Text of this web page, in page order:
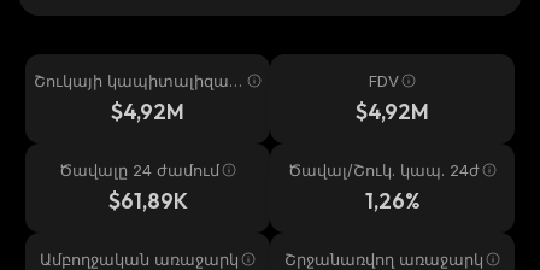
Շուկայի կապիտալիզաց
$4,92M
FDV
$4,92M
Ծավալը 24 ժամում
$61,89K
Ծավալ/Շուկ. կապ. 24ժ
1,26%
Ամբողջական առաջարկ Շրջանառվող առաջարկ